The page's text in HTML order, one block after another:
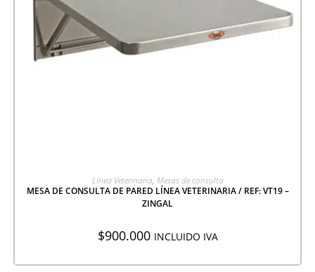
AGREGAR A COTIZACIÓN
Línea Veterinaria, Mesas de consulta
MESA DE CONSULTA DE PARED LÍNEA VETERINARIA / REF: VT19 –
ZINGAL
$900.000 INCLUIDO IVA